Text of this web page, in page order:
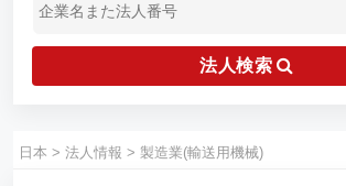
法人検索
日本 > 法人情報 > 製造業(輸送用機械)